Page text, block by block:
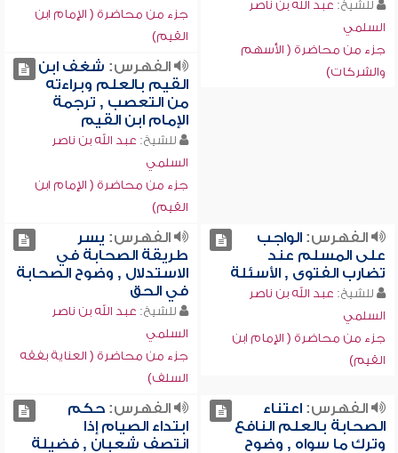
للشيخ: عبد الله بن ناصر
السلمي
جزء من محاضرة ( الأسهم
والشركات)
جزء من محاضرة ( الإمام ابن
القيم)
الفهرس: شغف ابن
القيم بالعلم وبراءته
من التعصب , ترجمة
الإمام ابن القيم
للشيخ: عبد الله بن ناصر
السلمي
جزء من محاضرة ( الإمام ابن
القيم)
الفهرس:الواجب
على المسلم عند
تضارب الفتوى , الأسئلة
للشيخ: عبد الله بن ناصر
السلمي
جزء من محاضرة ( الإمام ابن
القيم)
الفهرس: يسر
طريقة الصحابة في
الاستدلال , وضوح الصحابة
في الحق
للشيخ: عبد الله بن ناصر
السلمي
جزء من محاضرة ( العناية بفقه
السلف)
الفهرس:اعتناء
الصحابة بالعلم النافع
وترك ما سواه , وضوح
الفهرس:حكم
ابتداء الصيام إذا
انتصف شعبان , فضيلة